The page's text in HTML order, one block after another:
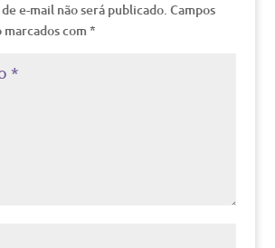
e-mail não será publicado. Campos
com *